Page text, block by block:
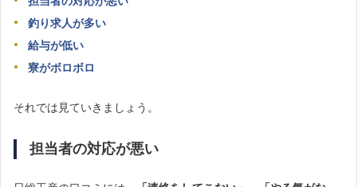
釣り求人が多い
給与が低い
寮がボロボロ
それでは見ていきましょう。
担当者の対応が悪い